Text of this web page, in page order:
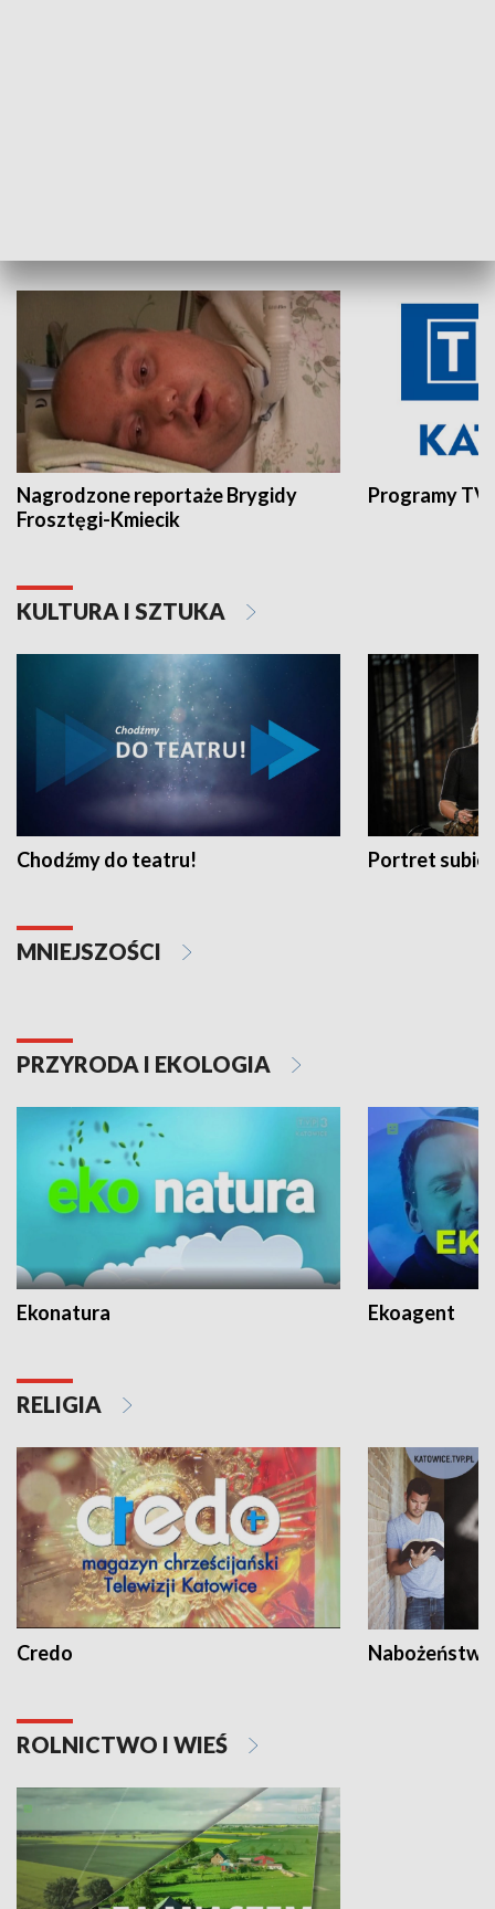
Nagrodzone reportaże Brygidy
Frosztęgi-Kmiecik
Programy
KULTURA I SZTUKA
Chodźmy do teatru! Portret
MNIEJSZOŚCI
PRZYRODA I EKOLOGIA
Ekonatura Ekoagent
RELIGIA
Credo
ROLNICTWO I WIEŚ